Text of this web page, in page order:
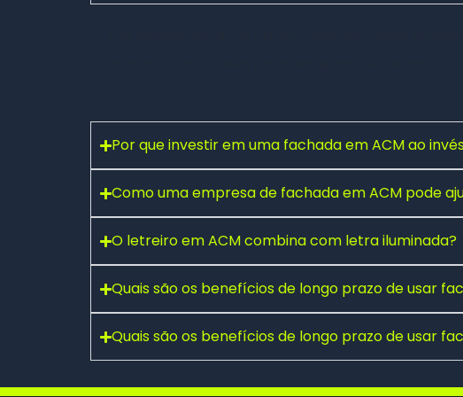
Por que investir em uma fachada em ACM ao
Como uma empresa de fachada em ACM pode
O letreiro em ACM combina com letra iluminada?
Quais são os benefícios de longo prazo de usar
Quais são os benefícios de longo prazo de usar
Preencha seus dados e falaremos agora!
(opcional)
Seu WhatsApp*